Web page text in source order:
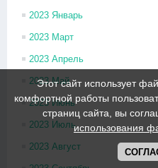
2023 Январь
2023 Март
2023 Апрель
2023 Май
2023 Июнь
2023 Июль
2023 Август
Этот сайт использует
комфортной работы
страниц сайта, вы
использования